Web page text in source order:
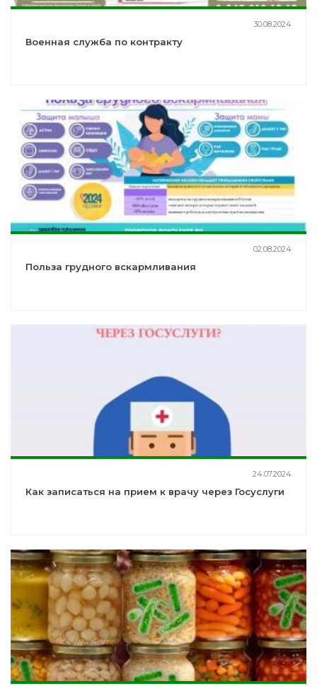
30.08.2024
Военная служба по контракту
02.08.2024
Польза грудного вскармливания
24.07.2024
Как записаться на прием к врачу через Госуслуги